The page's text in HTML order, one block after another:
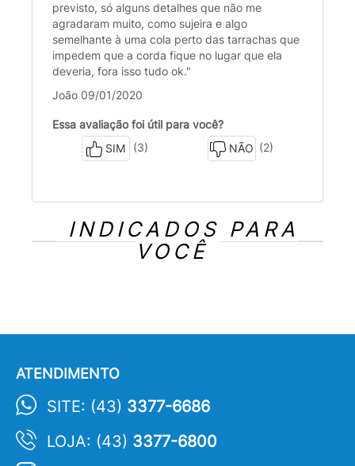
previsto, só alguns detalhes que não me
agradaram muito, como sujeira e algo
semelhante à uma cola perto das tarrachas que
impedem que a corda fique no lugar que ela
deveria, fora isso tudo ok."
João 09/01/2020
Essa avaliação foi útil para você?
SIM
(3) NÃO (2)
INDICADOS PARA
VOCÊ
ATENDIMENTO
SITE: (43) 3377-6686
LOJA: (43) 3377-6800